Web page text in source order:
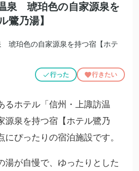
泉 琥珀色の自家源泉を
鷺乃湯】
行った 行きたい
るホテル「信州・上諏訪温
泉を持つ宿【ホテル鷺乃
にぴったりの宿泊施設です。
湯が自慢で、ゆったりとした